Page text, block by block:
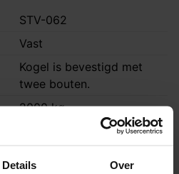
Details Over
STV-062
Vast
Kogel is bevestigd met
twee bouten.
2000 kg